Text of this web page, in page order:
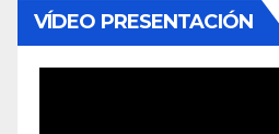
VÍDEO PRESENTACIÓN